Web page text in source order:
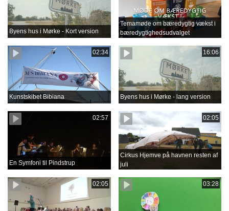
Byens hus i Mørke - Kort version
Temamøde om bæredygtig vækst i
bæredygtighedsudvalget
02:34
Kunstskibet Bibiana
16:06
Byens hus i Mørke - lang version
02:57
En Symfoni til Pindstrup
02:05
Cirkus Hjemve på havnen resten af
juli
02:05 03:28